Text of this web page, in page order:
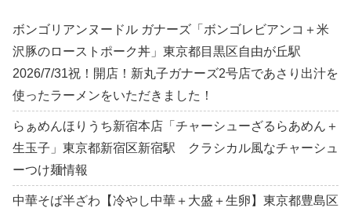
ボンゴリアンヌードル ガナーズ「ボンゴレビアンコ＋米
沢豚のローストポーク丼」東京都目黒区自由が丘駅
2026/7/31祝！開店！新丸子ガナーズ2号店であさり出汁を
使ったラーメンをいただきました！
らぁめんほりうち新宿本店「チャーシューざるらあめん＋
生玉子」東京都新宿区新宿駅 クラシカル風なチャーシュ
ーつけ麺情報
中華そば半ざわ【冷やし中華＋大盛＋生卵】東京都豊島区